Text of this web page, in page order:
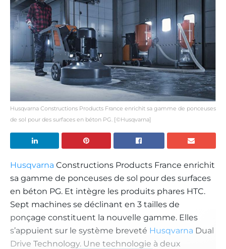
Husqvarna Constructions Products France enrichit sa gamme de ponceuses
de sol pour des surfaces en béton PG. [©Husqvarna]
Husqvarna Constructions Products France enrichit
sa gamme de ponceuses de sol pour des surfaces
en béton PG. Et intègre les produits phares HTC.
Sept machines se déclinant en 3 tailles de
ponçage constituent la nouvelle gamme. Elles
s’appuient sur le système breveté Husqvarna Dual
Drive Technology. Une technologie à deux